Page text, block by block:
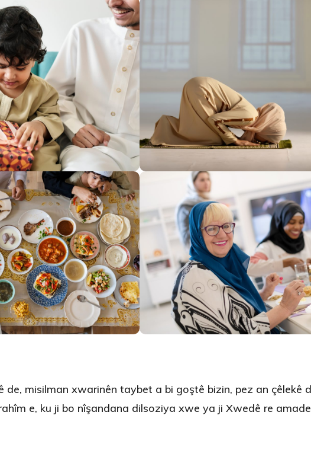
de, misilman xwarinên taybet a bi goştê bizin, pez an çêlekê
e, ku ji bo nîşandana dilsoziya xwe ya ji Xwedê re